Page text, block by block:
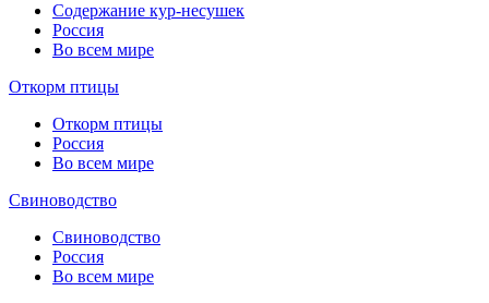
Содержание кур-несушек
Россия
Во всем мире
Откорм птицы
Откорм птицы
Россия
Во всем мире
Свиноводство
Свиноводство
Россия
Во всем мире